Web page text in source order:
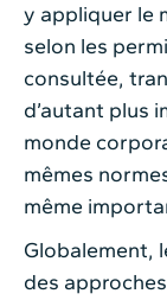
y appliquer le
selon les
consultée,
d’autant plus
monde
mêmes
même
Globalement,
des